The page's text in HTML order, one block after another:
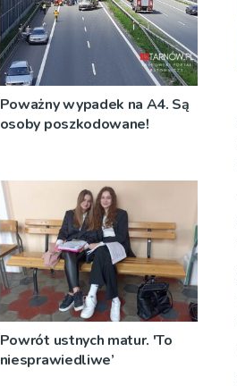
Poważny wypadek na A4. Są
osoby poszkodowane!
Powrót ustnych matur. 'To
niesprawiedliwe’